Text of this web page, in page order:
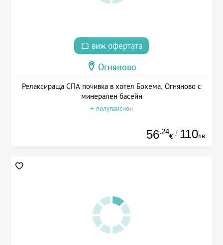
виж офертата
Огняново
Релаксираща СПА почивка в хотел Бохема, Огняново с
минерален басейн
+ полупансион
56.24
€ / 110лв.